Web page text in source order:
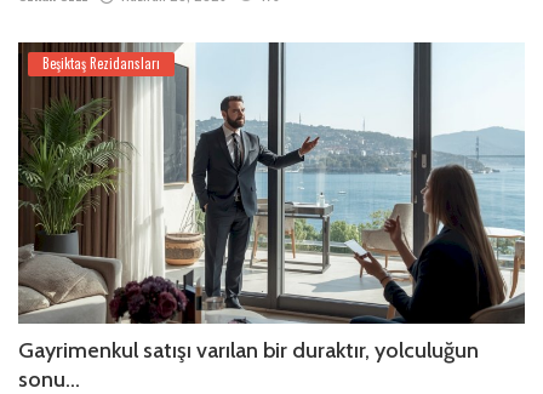
Beşiktaş Rezidansları
Gayrimenkul satışı varılan bir duraktır, yolculuğun
sonu...